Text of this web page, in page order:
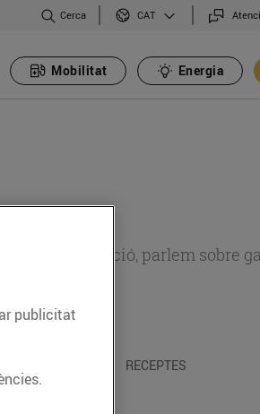
Cerca CAT
Mobilitat Energia
alimentació, parlem sobre
RECEPTES
publicitat